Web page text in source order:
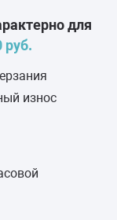
для
руб.
износ